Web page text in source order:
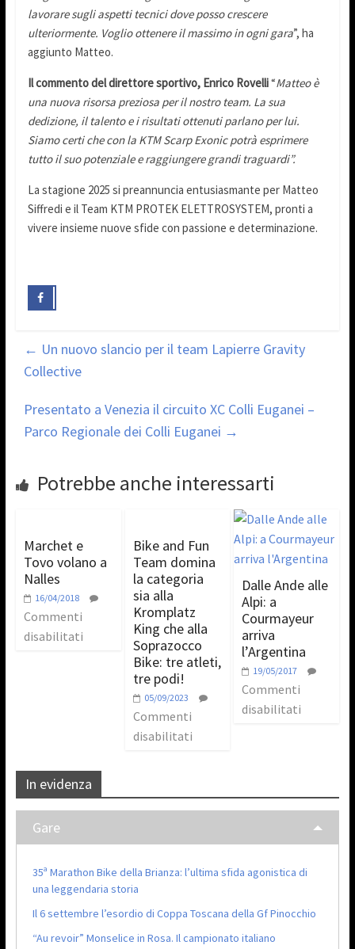
lavorare sugli aspetti tecnici dove posso crescere
ulteriormente. Voglio ottenere il massimo in ogni gara”, ha
aggiunto Matteo.
Il commento del direttore sportivo, Enrico Rovelli“Matteo è
una nuova risorsa preziosa per il nostro team. La sua
dedizione, il talento e i risultati ottenuti parlano per lui.
Siamo certi che con la KTM Scarp Exonic potrà esprimere
tutto il suo potenziale e raggiungere grandi traguardi”.
La stagione 2025 si preannuncia entusiasmante per Matteo
Siffredi e il Team KTM PROTEK ELETTROSYSTEM, pronti a
vivere insieme nuove sfide con passione e determinazione.
← Un nuovo slancio per il team Lapierre Gravity
Collective
Presentato a Venezia il circuito XC Colli Euganei –
Parco Regionale dei Colli Euganei →
Potrebbe anche interessarti
Marchet e
Tovo volano a
Nalles
16/04/2018
Commenti
disabilitati
Bike and Fun
Team domina
la categoria
sia alla
Kromplatz
King che alla
Soprazocco
Bike: tre atleti,
tre podi!
05/09/2023
Commenti
disabilitati
Dalle Ande alle
Alpi: a
Courmayeur
arriva
l’Argentina
19/05/2017
Commenti
disabilitati
In evidenza
Gare
35ª Marathon Bike della Brianza: l’ultima sfida agonistica di
una leggendaria storia
Il 6 settembre l’esordio di Coppa Toscana della Gf Pinocchio
“Au revoir” Monselice in Rosa. Il campionato italiano